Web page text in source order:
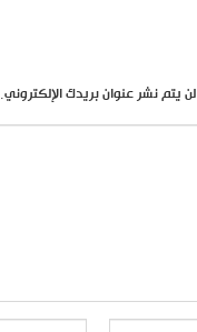
لن يتم نشر عنوان بريدك الإلكتروني.